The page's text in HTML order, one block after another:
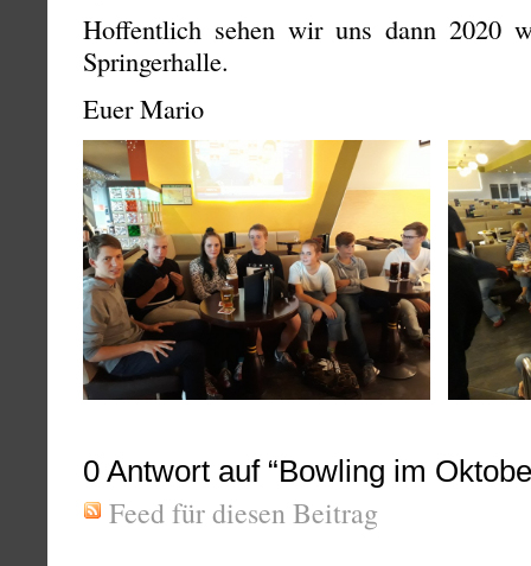
Hoffentlich sehen wir uns dann 2020
Springerhalle.
Euer Mario
0 Antwort auf “Bowling im
Feed für diesen Beitrag